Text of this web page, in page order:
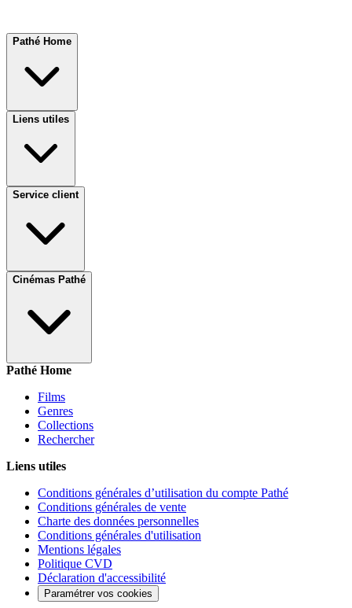
Pathé Home
Liens utiles
Service client
Cinémas Pathé
Pathé Home
Films
Genres
Collections
Rechercher
Liens utiles
Conditions générales d’utilisation du compte Pathé
Conditions générales de vente
Charte des données personnelles
Conditions générales d'utilisation
Mentions légales
Politique CVD
Déclaration d'accessibilité
Paramétrer vos cookies